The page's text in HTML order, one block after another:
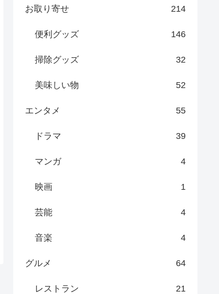
お取り寄せ 214
便利グッズ 146
掃除グッズ 32
美味しい物 52
エンタメ 55
ドラマ 39
マンガ 4
映画 1
芸能 4
音楽 4
グルメ 64
レストラン 21